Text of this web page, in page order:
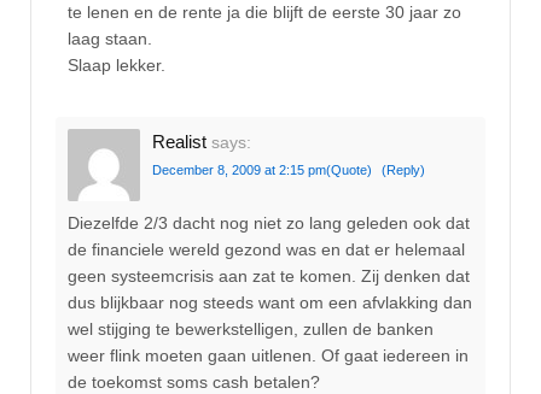
te lenen en de rente ja die blijft de eerste 30 jaar zo
laag staan.
Slaap lekker.
Realist says:
December 8, 2009 at 2:15 pm(Quote) (Reply)
Diezelfde 2/3 dacht nog niet zo lang geleden ook dat
de financiele wereld gezond was en dat er helemaal
geen systeemcrisis aan zat te komen. Zij denken dat
dus blijkbaar nog steeds want om een afvlakking dan
wel stijging te bewerkstelligen, zullen de banken
weer flink moeten gaan uitlenen. Of gaat iedereen in
de toekomst soms cash betalen?